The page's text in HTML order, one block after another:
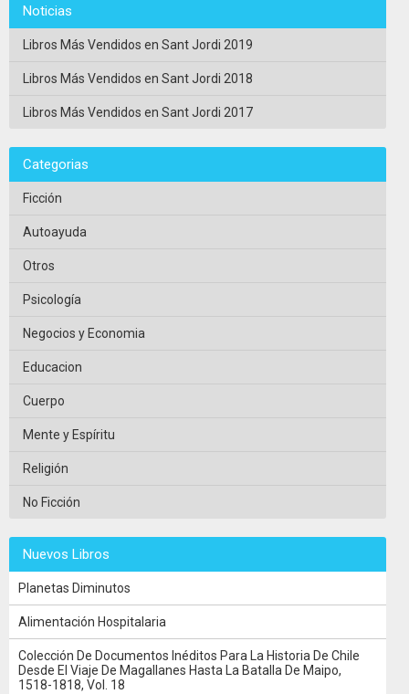
Noticias
Libros Más Vendidos en Sant Jordi 2019
Libros Más Vendidos en Sant Jordi 2018
Libros Más Vendidos en Sant Jordi 2017
Categorias
Ficción
Autoayuda
Otros
Psicología
Negocios y Economia
Educacion
Cuerpo
Mente y Espíritu
Religión
No Ficción
Nuevos Libros
Planetas Diminutos
Alimentación Hospitalaria
Colección De Documentos Inéditos Para La Historia De Chile
Desde El Viaje De Magallanes Hasta La Batalla De Maipo,
1518-1818, Vol. 18